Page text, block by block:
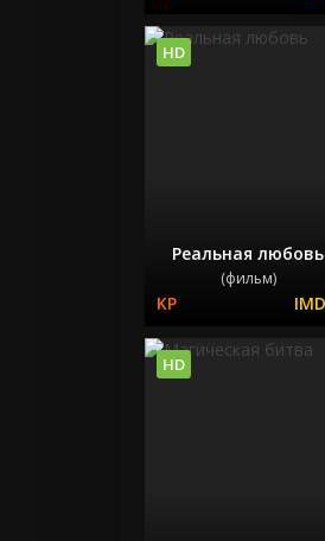
Реальная любовь
(фильм)
HD
HD